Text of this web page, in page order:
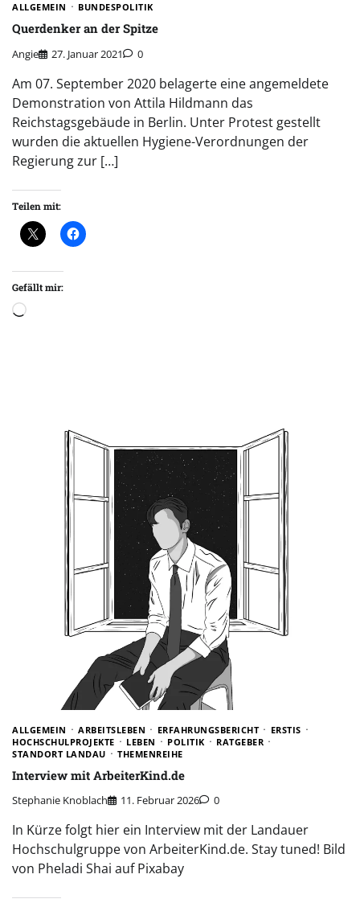
ALLGEMEIN BUNDESPOLITIK
Querdenker an der Spitze
Angie 27. Januar 2021 0
Am 07. September 2020 belagerte eine angemeldete
Demonstration von Attila Hildmann das
Reichstagsgebäude in Berlin. Unter Protest gestellt
wurden die aktuellen Hygiene-Verordnungen der
Regierung zur […]
Teilen mit:
Gefällt mir:
Wird
ALLGEMEIN ARBEITSLEBEN ERFAHRUNGSBERICHT
ERSTIS
HOCHSCHULPROJEKTE
LEBEN POLITIK
RATGEBER
STANDORT LANDAU
THEMENREIHE
Interview mit ArbeiterKind.de
Stephanie Knoblach 11. Februar 2026 0
In Kürze folgt hier ein Interview mit der Landauer
Hochschulgruppe von ArbeiterKind.de. Stay tuned! Bild
von Pheladi Shai auf Pixabay